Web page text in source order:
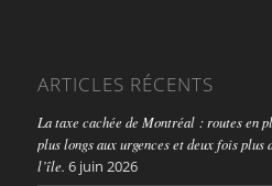
ARTICLES RÉCENTS
La taxe cachée de Montréal : routes en
plus longs aux urgences et deux fois plus
l’île. 6 juin 2026